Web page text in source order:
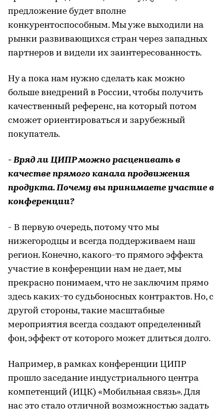
предложение будет вполне
конкурентоспособным. Мы уже выходили на
рынки развивающихся стран через западных
партнеров и видели их заинтересованность.
Ну а пока нам нужно сделать как можно
больше внедрений в России, чтобы получить
качественный референс, на который потом
сможет ориентироваться и зарубежный
покупатель.
- Вряд ли ЦИПР можно расценивать в
качестве прямого канала продвижения
продукта. Почему вы принимаете участие в
конференции?
- В первую очередь, потому что мы
нижегородцы и всегда поддерживаем наш
регион. Конечно, какого-то прямого эффекта
участие в конференции нам не дает, мы
прекрасно понимаем, что не заключим прямо
здесь каких-то судьбоносных контрактов. Но, с
другой стороны, такие масштабные
мероприятия всегда создают определенный
фон, эффект от которого может длиться долго.
Например, в рамках конференции ЦИПР
прошло заседание индустриального центра
компетенций (ИЦК) «Мобильная связь». Для
нас это стало отличной возможностью задать